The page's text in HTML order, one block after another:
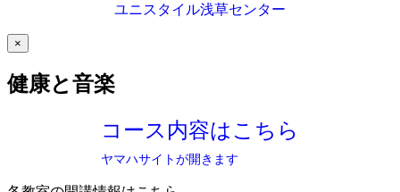
ユニスタイル浅草センター
×
健康と音楽
コース内容はこちら
ヤマハサイトが開きます